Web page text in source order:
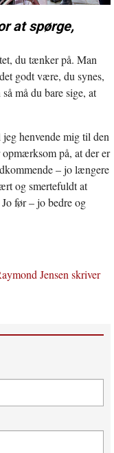
at spørge,
du tænker på. Man
godt være, du synes,
må du bare sige, at
henvende mig til den
på, at der er
– jo længere
og smertefuldt at
før – jo bedre og
Jensen skriver